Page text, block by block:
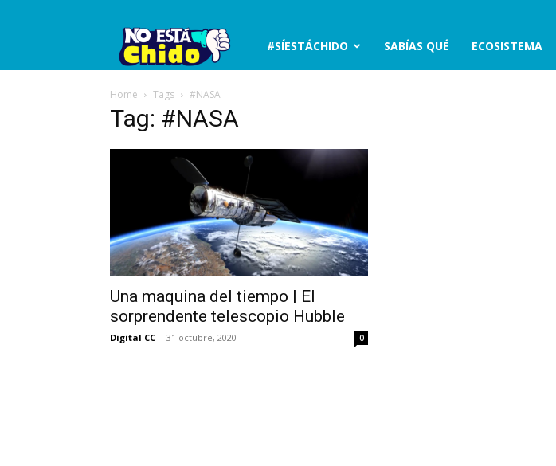
No#SÍESTÁCHIDO SABÍAS QUÉ ECOSISTEMA
Home Tags #NASA
Tag: #NASA
Una maquina del tiempo | El
sorprendente telescopio Hubble
Digital CC - 31 octubre, 2020 0